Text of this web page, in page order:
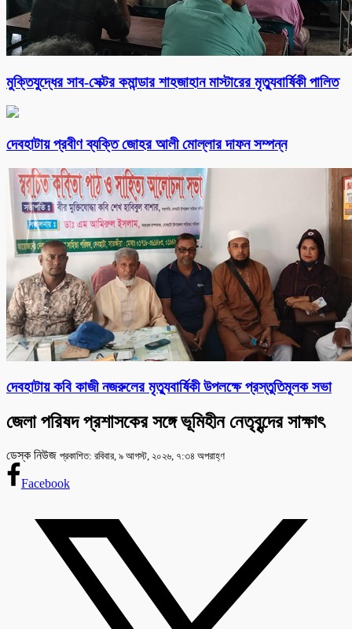
মুক্তিযুদ্ধের সাব-সেক্টর কমান্ডার শাহজাহান মাস্টারের মৃত্যুবার্ষিকী পালিত
দেবহাটায় প্রবীণ ব্যক্তি জোহর আলী মোল্লার দাফন সম্পন্ন
দেবহাটায় কবি কাজী নজরুলের মৃত্যুবার্ষিকী উপলক্ষে প্রস্তুতিমূলক সভা
জেলা পরিষদ প্রশাসকের সঙ্গে ভূমিহীন নেতৃবৃন্দের সাক্ষাৎ
ডেস্ক নিউজ প্রকাশিত: রবিবার, ৯ আগস্ট, ২০২৬, ৭:৩৪ অপরাহ্ণ
Facebook